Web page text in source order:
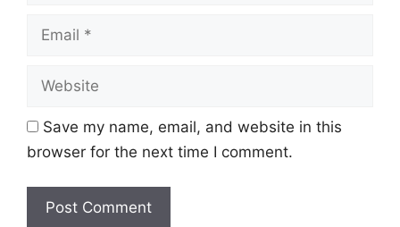
Save my name, email, and website in this
browser for the next time I comment.